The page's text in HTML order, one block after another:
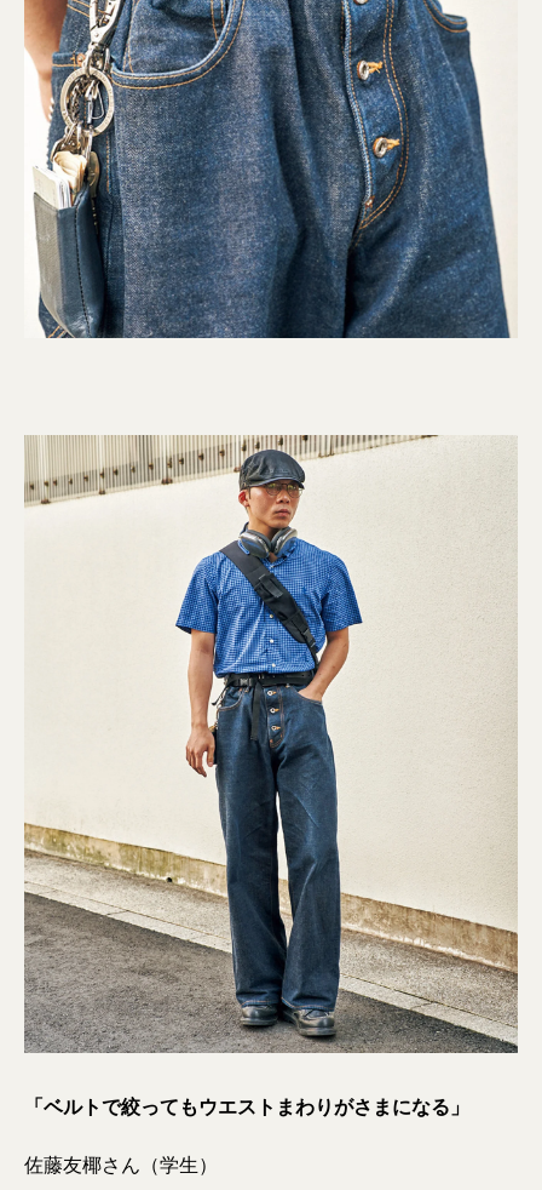
「ベルトで絞ってもウエストまわりがさまになる」
佐藤友椰さん（学生）